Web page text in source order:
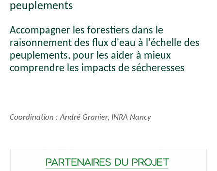
peuplements
Accompagner les forestiers dans le
raisonnement des flux d'eau à l'échelle des
peuplements, pour les aider à mieux
comprendre les impacts de sécheresses
Coordination : André Granier, INRA Nancy